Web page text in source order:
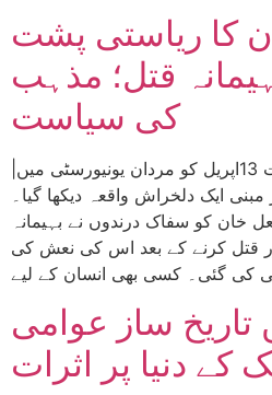
کا ریاستی پشت
قتل؛ مذہب
کی سیاست
ایک دلخراش واقعہ دیکھا گیا۔
خان کو سفاک درندوں نے بہیمانہ
قتل کرنے کے بعد اس کی نعش کی
تاریخ ساز عوامی